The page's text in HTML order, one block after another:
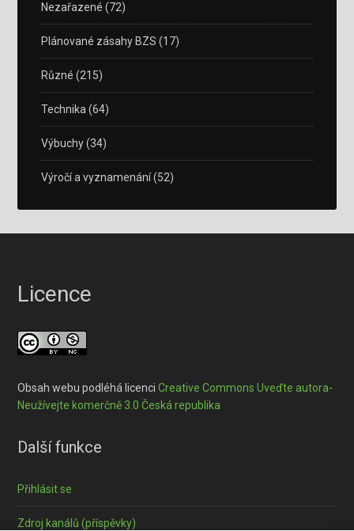
Nezařazené (72)
Plánované zásahy BZS (17)
Různé (215)
Technika (64)
Výbuchy(34)
Výročí a vyznamenání(52)
Licence
Obsah webu podléhá licenciCreative Commons Uveďte autora-
Neužívejte komerčně 3.0 Česká republika
Další funkce
Přihlásit se
Zdroj kanálů (příspěvky)